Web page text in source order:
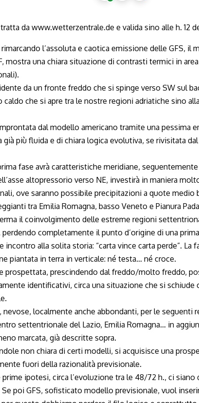
l’assoluta e caotica emissione delle GFS, il
mostra una chiara situazione di contrasti termici in
da un fronte freddo che si spinge verso SW sul
caldo che si apre tra le nostre regioni adriatiche sino
dal modello americano tramite una pessima
più fluida e di chiara logica evolutiva, se rivisitata
fase avrà caratteristiche meridiane,
altopressorio verso NE, investirà in maniera
ove saranno possibile precipitazioni a quote medio
tra Emilia Romagna, basso Veneto e Pianura
il coinvolgimento delle estreme regioni
completamente il punto d’origine di una
incontro alla solita storia: “carta vince carta perde”. La
piantata in terra in verticale: né testa… né croce.
prospettata, prescindendo dal freddo/molto freddo,
identificativi, circa una situazione che si schiude
nevose, localmente anche abbondanti, per le seguenti
settentrionale del Lazio, Emilia Romagna… in
marcata, già descritte sopra.
non chiara di certi modelli, si acquisisce una
fuori della razionalità previsionale.
ipotesi, circa l’evoluzione tra le 48/72 h., ci siano
poi GFS, sofisticato modello previsionale, vuol